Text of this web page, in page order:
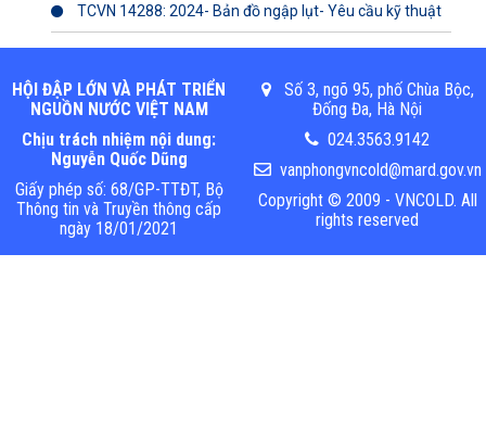
TCVN 14288: 2024- Bản đồ ngập lụt- Yêu cầu kỹ thuật
HỘI ĐẬP LỚN VÀ PHÁT TRIỂN
NGUỒN NƯỚC VIỆT NAM
Chịu trách nhiệm nội dung:
Nguyễn Quốc Dũng
Giấy phép số: 68/GP-TTĐT, Bộ
Thông tin và Truyền thông cấp
ngày 18/01/2021
Số 3, ngõ 95, phố Chùa Bộc,
Đống Đa, Hà Nội
024.3563.9142
vanphongvncold@mard.gov.vn
Copyright © 2009 - VNCOLD. All
rights reserved